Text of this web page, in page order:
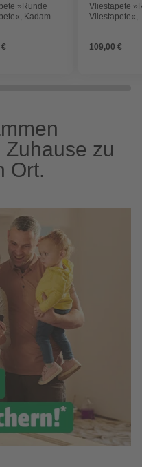
»Runde
Kadam
Vliestapete
Vliestapete«,
matt
109,00 €
zu
Ort.